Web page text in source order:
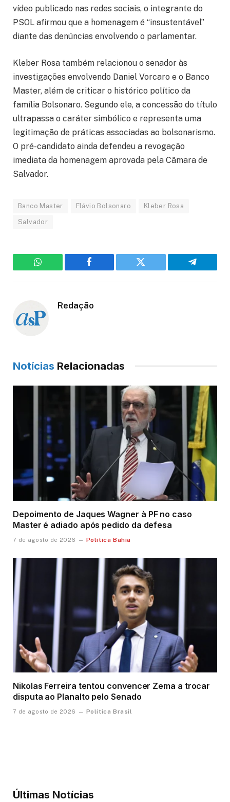
vídeo publicado nas redes sociais, o integrante do
PSOL afirmou que a homenagem é “insustentável”
diante das denúncias envolvendo o parlamentar.
Kleber Rosa também relacionou o senador às
investigações envolvendo Daniel Vorcaro e o Banco
Master, além de criticar o histórico político da
família Bolsonaro. Segundo ele, a concessão do título
ultrapassa o caráter simbólico e representa uma
legitimação de práticas associadas ao bolsonarismo.
O pré-candidato ainda defendeu a revogação
imediata da homenagem aprovada pela Câmara de
Salvador.
Banco Master Flávio Bolsonaro Kleber Rosa
Salvador
WhatsApp Facebook Twitter Telegram
Redação
Notícias Relacionadas
Depoimento de Jaques Wagner à PF no caso
Master é adiado após pedido da defesa
7 de agosto de 2026 Política Bahia
Nikolas Ferreira tentou convencer Zema a trocar
disputa ao Planalto pelo Senado
7 de agosto de 2026 Política Brasil
Últimas Notícias